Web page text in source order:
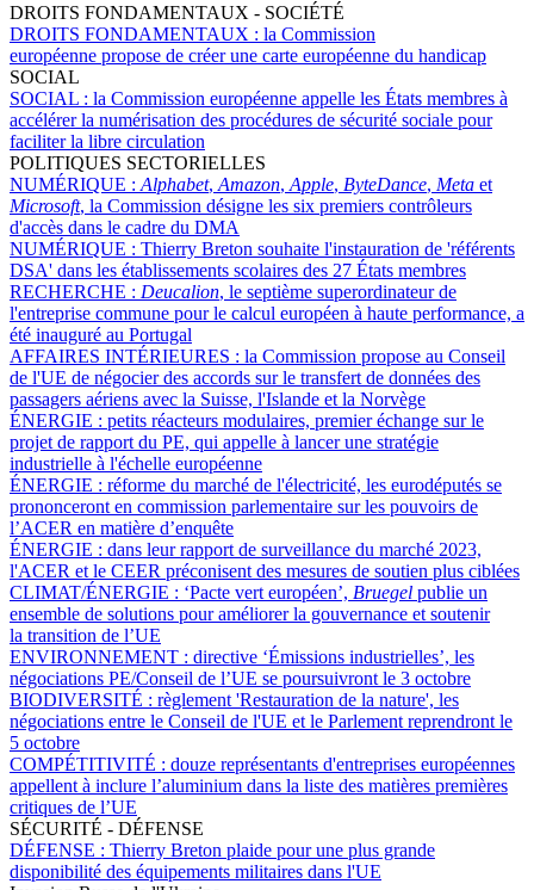
DROITS FONDAMENTAUX - SOCIÉTÉ
DROITS FONDAMENTAUX : la Commission
européenne propose de créer une carte européenne du handicap
SOCIAL
SOCIAL : la Commission européenne appelle les États membres à
accélérer la numérisation des procédures de sécurité sociale pour
faciliter la libre circulation
POLITIQUES SECTORIELLES
NUMÉRIQUE : Alphabet, Amazon, Apple, ByteDance, Meta et
Microsoft, la Commission désigne les six premiers contrôleurs
d'accès dans le cadre du DMA
NUMÉRIQUE : Thierry Breton souhaite l'instauration de 'référents
DSA' dans les établissements scolaires des 27 États membres
RECHERCHE : Deucalion, le septième superordinateur de
l'entreprise commune pour le calcul européen à haute performance, a
été inauguré au Portugal
AFFAIRES INTÉRIEURES : la Commission propose au Conseil
de l'UE de négocier des accords sur le transfert de données des
passagers aériens avec la Suisse, l'Islande et la Norvège
ÉNERGIE : petits réacteurs modulaires, premier échange sur le
projet de rapport du PE, qui appelle à lancer une stratégie
industrielle à l'échelle européenne
ÉNERGIE : réforme du marché de l'électricité, les eurodéputés se
prononceront en commission parlementaire sur les pouvoirs de
l’ACER en matière d’enquête
ÉNERGIE : dans leur rapport de surveillance du marché 2023,
l'ACER et le CEER préconisent des mesures de soutien plus ciblées
CLIMAT/ÉNERGIE : ‘Pacte vert européen’, Bruegel publie un
ensemble de solutions pour améliorer la gouvernance et soutenir
la transition de l’UE
ENVIRONNEMENT : directive ‘Émissions industrielles’, les
négociations PE/Conseil de l’UE se poursuivront le 3 octobre
BIODIVERSITÉ : règlement 'Restauration de la nature', les
négociations entre le Conseil de l'UE et le Parlement reprendront le
5 octobre
COMPÉTITIVITÉ : douze représentants d'entreprises européennes
appellent à inclure l’aluminium dans la liste des matières premières
critiques de l’UE
SÉCURITÉ - DÉFENSE
DÉFENSE : Thierry Breton plaide pour une plus grande
disponibilité des équipements militaires dans l'UE